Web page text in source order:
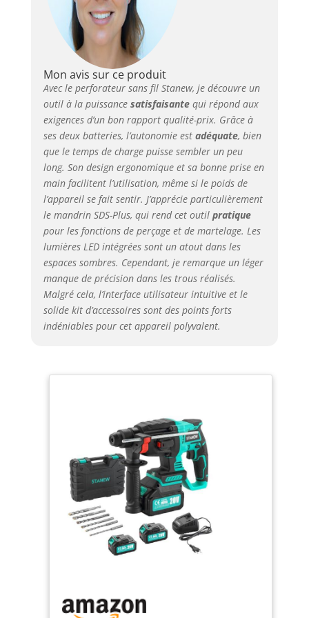
démarrage du travail et peut être
facilement contrôlé lorsque vous travaillez
dans un environnement sombre. La
conception compacte et légère facilite le
fonctionnement et réduit la fatigue
Pratique et rapide: le système de
changement rapide SDS Plus permet de
changer les forets en une seconde,
éliminant ainsi le besoin de perdre du
temps et de l'énergie à utiliser des outils
pour retirer et installer les forets. La
puissance de la batterie est affichée, vous
pouvez donc connaître la puissance de la
batterie à tout moment et organiser votre
rythme de travail à l'avance Les produits
incluent: 1 perceuse à percussion, 2*
batterie (4,0 Ah), 1 poignée, 6 forets
(6*160/8*160/10*160/12*160/14*160/16*1
60 mm), 1 x chargeur. (1,5 A), 1 boîte en
plastique
Mon avis sur ce produit
Avec le perforateur sans fil Stanew, je découvre un
outil à la puissance satisfaisantequi répond aux
exigences d’un bon rapport qualité-prix. Grâce à
ses deux batteries, l’autonomie est adéquate, bien
que le temps de charge puisse sembler un peu
long. Son design ergonomique et sa bonne prise en
main facilitent l’utilisation, même si le poids de
l’appareil se fait sentir. J’apprécie particulièrement
le mandrin SDS-Plus, qui rend cet outil pratique
pour les fonctions de perçage et de martelage. Les
lumières LED intégrées sont un atout dans les
espaces sombres. Cependant, je remarque un léger
manque de précision dans les trous réalisés.
Malgré cela, l’interface utilisateur intuitive et le
solide kit d’accessoires sont des points forts
indéniables pour cet appareil polyvalent.